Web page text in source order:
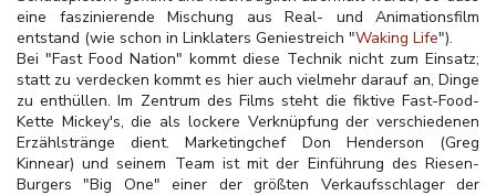
eine faszinierende Mischung aus Real- und Animationsfilm
entstand (wie schon in Linklaters Geniestreich "Waking Life").
Bei "Fast Food Nation" kommt diese Technik nicht zum Einsatz;
statt zu verdecken kommt es hier auch vielmehr darauf an, Dinge
zu enthüllen. Im Zentrum des Films steht die fiktive Fast-Food-
Kette Mickey's, die als lockere Verknüpfung der verschiedenen
Erzählstränge dient. Marketingchef Don Henderson (Greg
Kinnear) und seinem Team ist mit der Einführung des Riesen-
Burgers "Big One" einer der größten Verkaufsschlager der